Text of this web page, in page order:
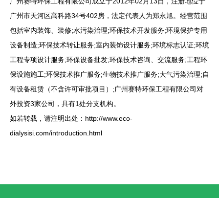
广州市天河区高科路34号402房，法定代表人为郑永旭。经营范围
包括室内装饰、装修;水污染治理;环保技术开发服务;环境保护专用
设备制造;环保技术转让服务;室内装饰设计服务;环境标志认证;环境
工程专项设计服务;环保设备批发;环保技术咨询、交流服务;工程环
保设施施工;环保技术推广服务;生物技术推广服务;大气污染治理;自
有设备租赁（不含许可审批项目）;广州赛特环保工程有限公司对
外投资3家公司，具有1处分支机构。
如若转载，请注明出处：http://www.eco-
dialysisi.com/introduction.html